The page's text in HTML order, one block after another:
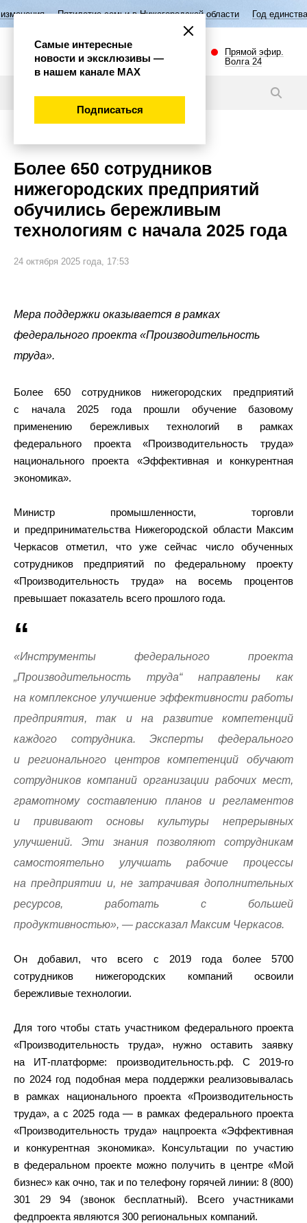
Пятилетие семьи в Нижегородской области Год единства народов
Прямой эфир.
Волга 24
Более 650 сотрудников
нижегородских предприятий
обучились бережливым
технологиям с начала 2025 года
24 октября 2025 года, 17:53
Мера поддержки оказывается в рамках
федерального проекта «Производительность
труда».
Более 650 сотрудников нижегородских предприятий
с начала 2025 года прошли обучение базовому
применению бережливых технологий в рамках
федерального проекта «Производительность труда»
национального проекта «Эффективная и конкурентная
экономика».
Министр промышленности, торговли
и предпринимательства Нижегородской области Максим
Черкасов отметил, что уже сейчас число обученных
сотрудников предприятий по федеральному проекту
«Производительность труда» на восемь процентов
превышает показатель всего прошлого года.
«Инструменты федерального проекта
„Производительность труда“ направлены как
на комплексное улучшение эффективности работы
предприятия, так и на развитие компетенций
каждого сотрудника. Эксперты федерального
и регионального центров компетенций обучают
сотрудников компаний организации рабочих мест,
грамотному составлению планов и регламентов
и прививают основы культуры непрерывных
улучшений. Эти знания позволяют сотрудникам
самостоятельно улучшать рабочие процессы
на предприятии и, не затрачивая дополнительных
ресурсов, работать с большей
продуктивностью», — рассказал Максим Черкасов.
Он добавил, что всего с 2019 года более 5700
сотрудников нижегородских компаний освоили
бережливые технологии.
Для того чтобы стать участником федерального проекта
«Производительность труда», нужно оставить заявку
на ИТ-платформе: производительность.рф. С 2019-го
по 2024 год подобная мера поддержки реализовывалась
в рамках национального проекта «Производительность
труда», а с 2025 года — в рамках федерального проекта
«Производительность труда» нацпроекта «Эффективная
и конкурентная экономика». Консультации по участию
в федеральном проекте можно получить в центре «Мой
бизнес» как очно, так и по телефону горячей линии: 8 (800)
301 29 94 (звонок бесплатный). Всего участниками
федпроекта являются 300 региональных компаний.
Самые интересные
новости и эксклюзивы —
в нашем канале МАХ
Подписаться